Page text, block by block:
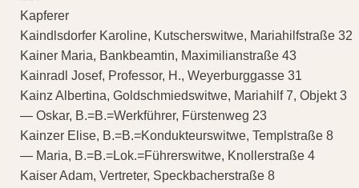
Kapferer
Kaindlsdorfer Karoline, Kutscherswitwe, Mariahilfstraße 32
Kainer Maria, Bankbeamtin, Maximilianstraße 43
Kainradl Josef, Professor, H., Weyerburggasse 31
Kainz Albertina, Goldschmiedswitwe, Mariahilf 7, Objekt 3
— Oskar, B.=B.=Werkführer, Fürstenweg 23
Kainzer Elise, B.=B.=Kondukteurswitwe, Templstraße 8
— Maria, B.=B.=Lok.=Führerswitwe, Knollerstraße 4
Kaiser Adam, Vertreter, Speckbacherstraße 8